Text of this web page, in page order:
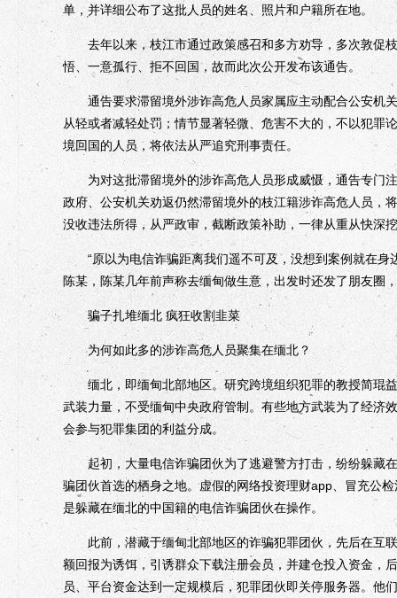
单，并详细公布了这批人员的姓名、照片和户籍所在地。
去年以来，枝江市通过政策感召和多方劝导，多次敦促
悟、一意孤行、拒不回国，故而此次公开发布该通告。
通告要求滞留境外涉诈高危人员家属应主动配合公安机
从轻或者减轻处罚；情节显著轻微、危害不大的，不以犯罪
境回国的人员，将依法从严追究刑事责任。
为对这批滞留境外的涉诈高危人员形成威慑，通告专门
政府、公安机关劝返仍然滞留境外的枝江籍涉诈高危人员，
没收违法所得，从严政审，截断政策补助，一律从重从快深
“原以为电信诈骗距离我们遥不可及，没想到案例就在身
陈某，陈某几年前声称去缅甸做生意，出发时还发了朋友圈
骗子扎堆缅北 疯狂收割韭菜
为何如此多的涉诈高危人员聚集在缅北？
缅北，即缅甸北部地区。研究跨境组织犯罪的教授简琨
武装力量，不受缅甸中央政府管制。有些地方武装为了经济
会参与犯罪集团的利益分成。
起初，大量电信诈骗团伙为了逃避警方打击，纷纷躲藏
骗团伙首选的栖身之地。虚假的网络投资理财app、冒充公
是躲藏在缅北的中国籍的电信诈骗团伙在操作。
此前，潜藏于缅甸北部地区的诈骗犯罪团伙，先后在互联
额回报为诱饵，引诱群众下载注册会员，并建仓投入资金，
员、平台资金达到一定规模后，犯罪团伙即关停服务器。他